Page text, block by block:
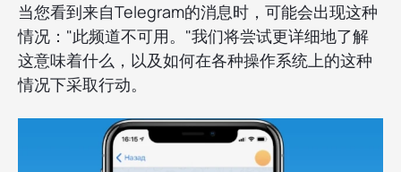
当您看到来自Telegram的消息时，可能会出现这种
情况："此频道不可用。"我们将尝试更详细地了解
这意味着什么，以及如何在各种操作系统上的这种
情况下采取行动。